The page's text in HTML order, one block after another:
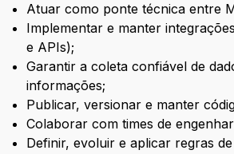
Atuar como ponte técnica entre
Implementar e manter
e APIs);
Garantir a coleta confiável de
informações;
Publicar, versionar e manter
Colaborar com times de
Definir, evoluir e aplicar regras